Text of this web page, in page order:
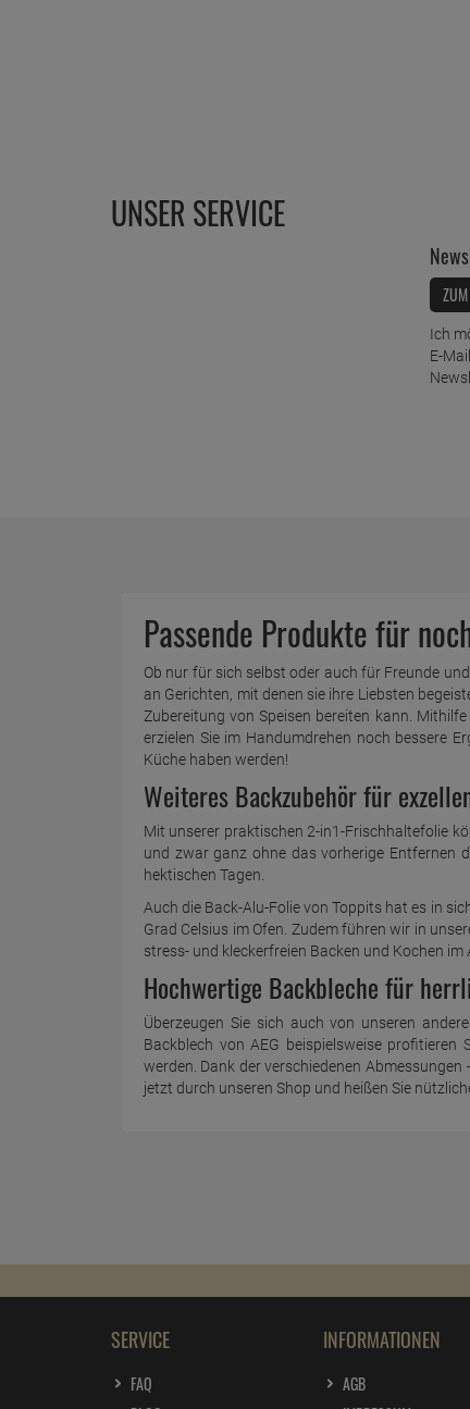
UNSER SERVICE
Ich
E-
Passende Produkte für
Ob nur für sich selbst oder auch für Freunde
an Gerichten, mit denen sie ihre Liebsten
Zubereitung von Speisen bereiten kann.
erzielen Sie im Handumdrehen noch bessere
Küche haben werden!
Weiteres Backzubehör für
Mit unserer praktischen 2-in1-Frischhaltefolie
und zwar ganz ohne das vorherige Entfernen
hektischen Tagen.
Auch die Back-Alu-Folie von Toppits hat es in
Grad Celsius im Ofen. Zudem führen wir in
stress- und kleckerfreien Backen und Kochen im
Hochwertige Backbleche für
Überzeugen Sie sich auch von unseren
Backblech von AEG beispielsweise
werden. Dank der verschiedenen
jetzt durch unseren Shop und heißen Sie
SERVICE
FAQ
INFORMATIONEN
AGB